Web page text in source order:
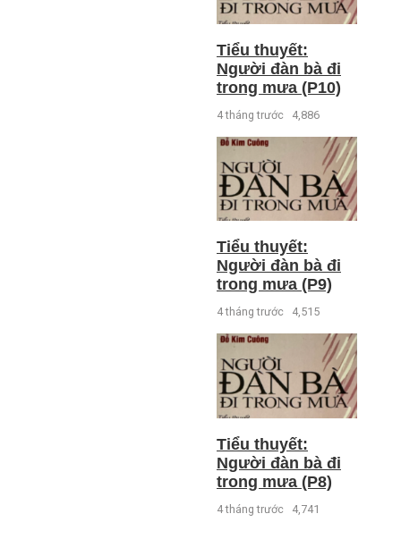
Tiểu thuyết:
Người đàn bà đi
trong mưa (P10)
4 tháng trước 4,886
Tiểu thuyết:
Người đàn bà đi
trong mưa (P9)
4 tháng trước 4,515
Tiểu thuyết:
Người đàn bà đi
trong mưa (P8)
4 tháng trước 4,741